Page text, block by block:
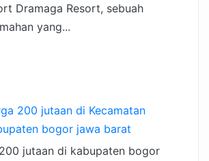
Dramaga Resort, sebuah
yang...
200 jutaan di Kecamatan
bogor jawa barat
jutaan di kabupaten bogor